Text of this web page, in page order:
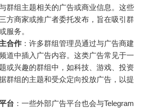
群组主题相关的广告或商业信息。这些
方商家或推广者委托发布，旨在吸引群
服务。
合作 ：许多群组管理员通过与广告商建
道中插入广告内容。这类广告常见于一
或兴趣的群组中，如科技、游戏、投资
群组的主题和受众定向投放广告，以提
台 ：一些外部广告平台也会与Telegram